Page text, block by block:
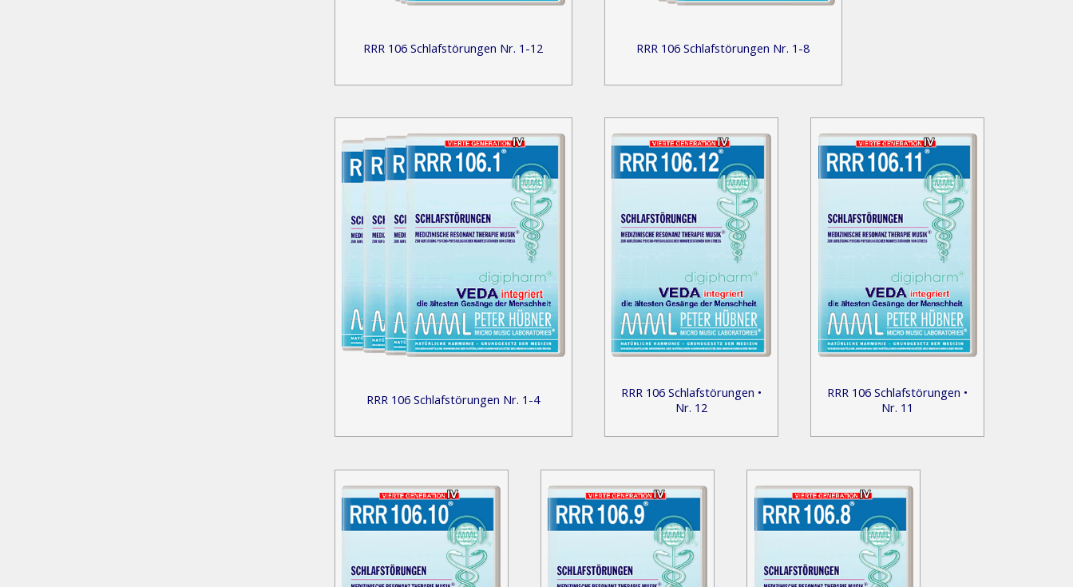
RRR 106 Schlafstörungen Nr. 1-12 RRR 106 Schlafstörungen Nr. 1-8
RRR 106 Schlafstörungen Nr. 1-4
RRR 106 Schlafstörungen •
Nr. 12
RRR 106 Schlafstörungen •
Nr. 11